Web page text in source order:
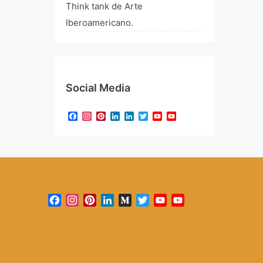
Think tank de Arte
Iberoamericano.
Social Media
Facebook
Instagram
Pinterest
LinkedIn
LinkedIn
TwitterYouTube
Facebook
Instagram
PinterestLinkedInMediumTwitterYouTube